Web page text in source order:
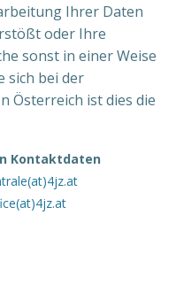
Ihrer Daten
oder Ihre
sonst in einer Weise
sich bei der
Österreich ist dies die
Kontaktdaten